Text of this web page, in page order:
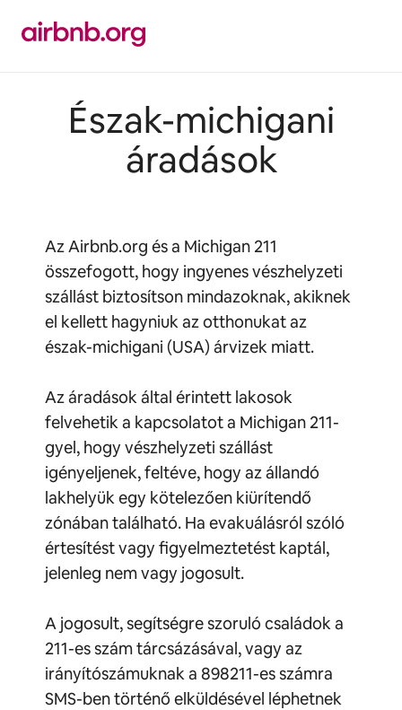
tartalomra
Észak-michigani
áradások
Az Airbnb.org és a Michigan 211
összefogott, hogy ingyenes vészhelyzeti
szállást biztosítson mindazoknak, akiknek
el kellett hagyniuk az otthonukat az
észak-michigani (USA) árvizek miatt.
Az áradások által érintett lakosok
felvehetik a kapcsolatot a Michigan 211-
gyel, hogy vészhelyzeti szállást
igényeljenek, feltéve, hogy az állandó
lakhelyük egy kötelezően kiürítendő
zónában található. Ha evakuálásról szóló
értesítést vagy figyelmeztetést kaptál,
jelenleg nem vagy jogosult.
A jogosult, segítségre szoruló családok a
211-es szám tárcsázásával, vagy az
irányítószámuknak a 898211-es számra
SMS-ben történő elküldésével léphetnek